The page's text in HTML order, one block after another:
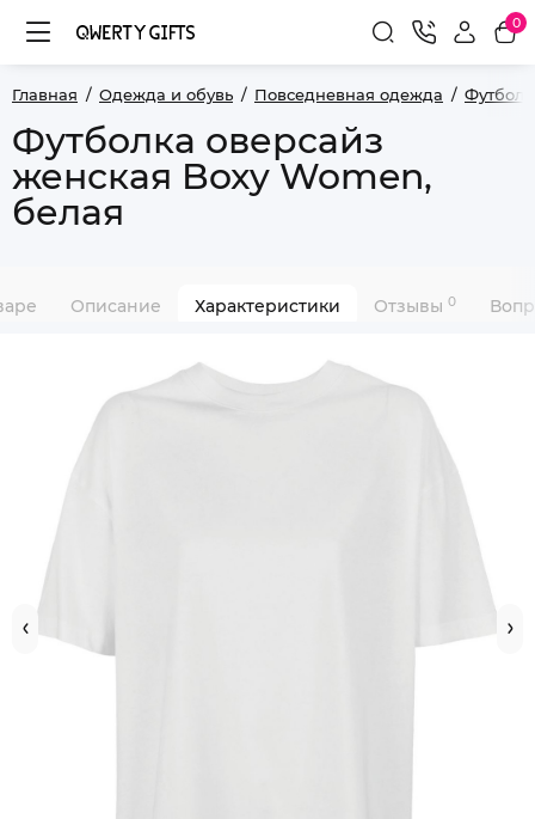
0
Главная Одежда и обувь Повседневная одежда
Футболка оверсайз
женская Boxy Women,
белая
Описание Характеристики Отзывы 0